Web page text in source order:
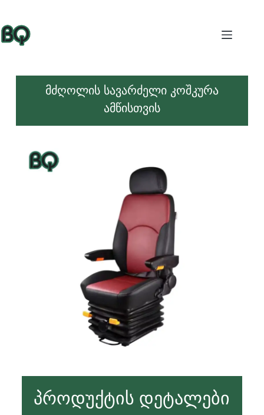
მძღოლის სავარძელი კოშკურა
ამწისთვის
პროდუქტის დეტალები